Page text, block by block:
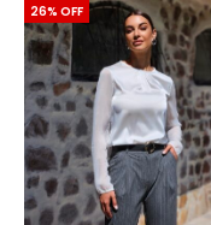
26% OFF